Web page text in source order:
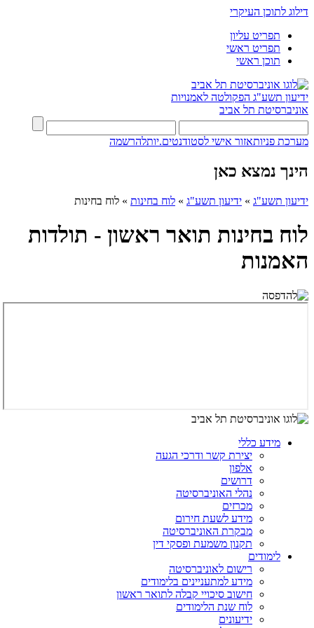
דילוג לתוכן העיקרי
תפריט עליון
תפריט ראשי
תוכן ראשי
ידיעון תשע"ג הפקולטה לאמנויות
אוניברסיטת תל אביב
מערכת פניותאזור אישי לסטודנטים.יותלהרשמה
הינך נמצא כאן
ידיעון תשע"ג » ידיעון תשע"ג » לוח בחינות » לוח בחינות
לוח בחינות תואר ראשון - תולדות
האמנות
מידע כללי
יצירת קשר ודרכי הגעה
אלפון
דרושים
נהלי האוניברסיטה
מכרזים
מידע לשעת חירום
מבקרת האוניברסיטה
תקנון משמעת ופסקי דין
לימודים
רישום לאוניברסיטה
מידע למתעניינים בלימודים
חישוב סיכויי קבלה לתואר ראשון
לוח שנת הלימודים
ידיעונים